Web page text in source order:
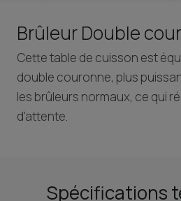
Brûleur Double
Cette table de cuisson est
double couronne, plus
les brûleurs normaux, ce qui
d'attente.
Spécifications